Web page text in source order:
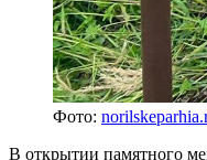
Фото:
В открытии памятного